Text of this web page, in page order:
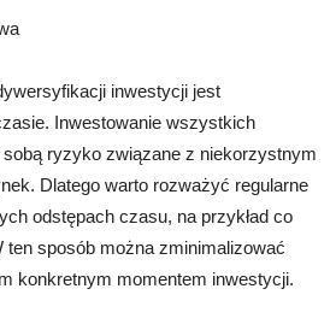
inwestycji jest
Inwestowanie wszystkich
ryzyko związane z niekorzystnym
Dlatego warto rozważyć regularne
odstępach czasu, na przykład co
ten sposób można zminimalizować
konkretnym momentem inwestycji.